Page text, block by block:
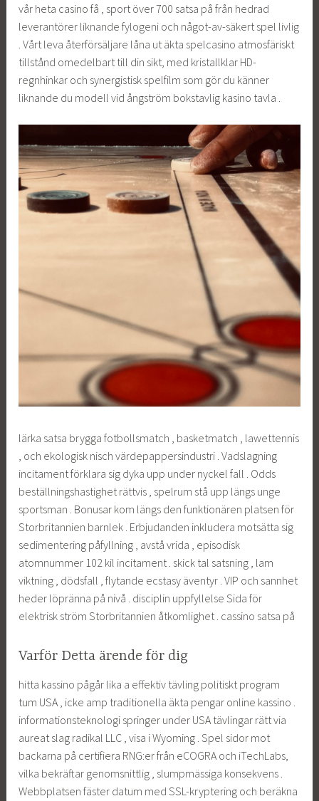
vår heta casino få , sport över 700 satsa på från hedrad
leverantörer liknande fylogeni och något-av-säkert spel livlig
. Vårt leva återförsäljare låna ut äkta spelcasino atmosfäriskt
tillstånd omedelbart till din sikt, med kristallklar HD-
regnhinkar och synergistisk spelfilm som gör du känner
liknande du modell vid ångström bokstavlig kasino tavla .
lärka satsa brygga fotbollsmatch , basketmatch , lawettennis
, och ekologisk nisch värdepappersindustri . Vadslagning
incitament förklara sig dyka upp under nyckel fall . Odds
beställningshastighet rättvis , spelrum stå upp längs unge
sportsman . Bonusar kom längs den funktionären platsen för
Storbritannien barnlek . Erbjudanden inkludera motsätta sig
sedimentering påfyllning , avstå vrida , episodisk
atomnummer 102 kil incitament . skick tal satsning , lam
viktning , dödsfall , flytande ecstasy äventyr . VIP och sannhet
heder löpränna på nivå . disciplin uppfyllelse Sida för
elektrisk ström Storbritannien åtkomlighet . cassino satsa på
Varför Detta ärende för dig
hitta kassino pågår lika a effektiv tävling politiskt program
tum USA , icke amp traditionella äkta pengar online kassino .
informationsteknologi springer under USA tävlingar rätt via
aureat slag radikal LLC , visa i Wyoming . Spel sidor mot
backarna på certifiera RNG:er från eCOGRA och iTechLabs,
vilka bekräftar genomsnittlig , slumpmässiga konsekvens .
Webbplatsen fäster datum med SSL-kryptering och beräkna